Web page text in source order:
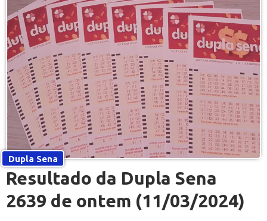
Dupla Sena
Resultado da Dupla Sena
2639 de ontem (11/03/2024)